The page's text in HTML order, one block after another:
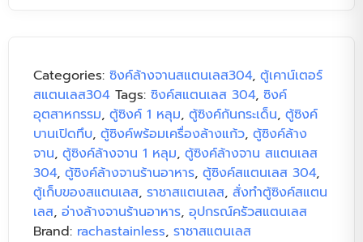
Categories: ซิงค์ล้างจานสแตนเลส304, ตู้เคาน์เตอร์
สแตนเลส304 Tags: ซิงค์สแตนเลส 304, ซิงค์
อุตสาหกรรม, ตู้ซิงค์ 1 หลุม, ตู้ซิงค์กันกระเด็น, ตู้ซิงค์
บานเปิดทึบ, ตู้ซิงค์พร้อมเครื่องล้างแก้ว, ตู้ซิงค์ล้าง
จาน, ตู้ซิงค์ล้างจาน 1 หลุม, ตู้ซิงค์ล้างจาน สแตนเลส
304, ตู้ซิงค์ล้างจานร้านอาหาร, ตู้ซิงค์สแตนเลส 304,
ตู้เก็บของสแตนเลส, ราชาสแตนเลส, สั่งทำตู้ซิงค์สแตน
เลส, อ่างล้างจานร้านอาหาร, อุปกรณ์ครัวสแตนเลส
Brand: rachastainless, ราชาสแตนเลส